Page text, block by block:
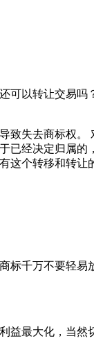
可以转让交易吗
致失去商标权。
经决定归属的
这个转移和转让
标千万不要轻
益最大化，当